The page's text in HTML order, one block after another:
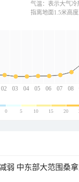
02 03 04 05 06 07 08
气温：表示大气
指离地面1.5米高
0 5 10 15 20
弱 中东部大范围桑